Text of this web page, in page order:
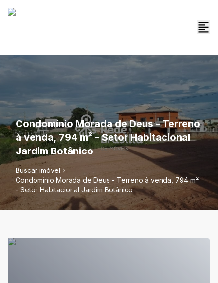
Condomínio Morada de Deus - Terreno
à venda, 794 m² - Setor Habitacional
Jardim Botânico
Buscar imóvel
Condomínio Morada de Deus - Terreno à venda, 794 m²
- Setor Habitacional Jardim Botânico